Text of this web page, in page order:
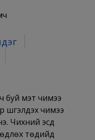
буй мэт чимээ
шүгэлдэх чимээ
Чихний эсүүд
төдийд